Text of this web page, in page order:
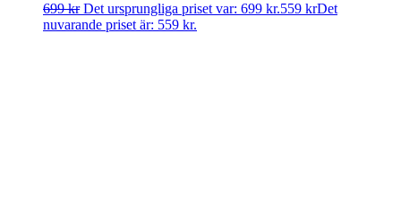
699kr Det ursprungliga priset var: 699 kr.559 krDet
nuvarande priset är: 559 kr.